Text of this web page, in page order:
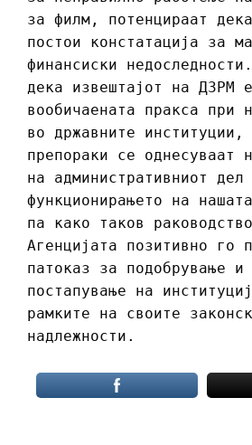
за филм, потенцираат
постои констатација за
финансиски
дека извештајот на ДЗРМ
вообичаената пракса при
во државните институции,
препораки се однесуваат
на административниот дел
функционирањето на
па како таков
Агенцијата позитивно го
патоказ за подобрување и
постапување на
рамките на своите
надлежности.